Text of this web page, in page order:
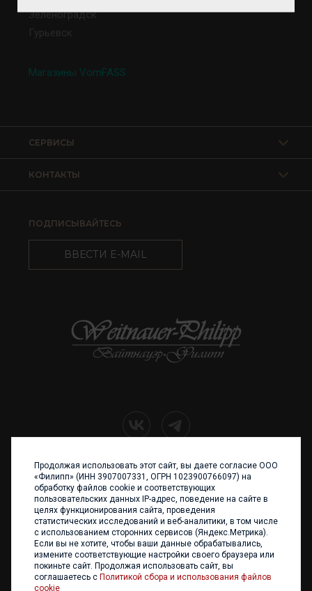
Зеленоградск
Гурьевск
Магазины VomFASS
КОНТАКТЫ
СЕРВИСЫ
ПОДПИСЫВАЙТЕСЬ
ВВЕСТИ E-MAIL
+7 (4012) 960 898
236017 Калининград,
ул. Каштановая аллея, 47
Телефон: +7 4012 960 898,
+7 4012 960 856
Написать нам
Продолжая использовать этот сайт, вы даете согласие ООО
«Филипп» (ИНН 3907007331, ОГРН 1023900766097) на
обработку файлов cookie и соответствующих
пользовательских данных IP-адрес, поведение на сайте в
целях функционирования сайта, проведения
статистических исследований и веб-аналитики, в том числе
с использованием сторонних сервисов (Яндекс.Метрика).
Если вы не хотите, чтобы ваши данные обрабатывались,
измените соответствующие настройки своего браузера или
покиньте сайт. Продолжая использовать сайт, вы
соглашаетесь с Политикой сбора и использования файлов
cookie